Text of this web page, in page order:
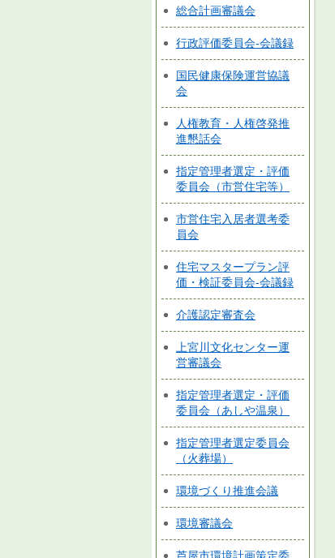
総合計画審議会
行政評価委員会-会議録
国民健康保険運営協議
会
人権教育・人権啓発推
進懇話会
指定管理者選定・評価
委員会（市営住宅等）
市営住宅入居者選考委
員会
住宅マスタープラン評
価・検証委員会-会議録
介護認定審査会
上宮川文化センター運
営審議会
指定管理者選定・評価
委員会（あしや温泉）
指定管理者選定委員会
（火葬場）
環境づくり推進会議
環境審議会